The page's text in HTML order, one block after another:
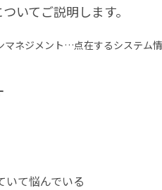
いてご説明します。
マネジメント…点在するシステム
いて悩んでいる